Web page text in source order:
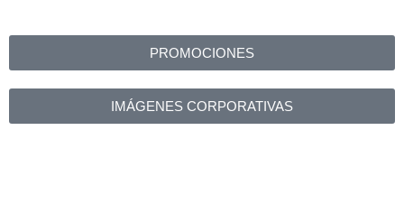
PROMOCIONES
IMÁGENES CORPORATIVAS